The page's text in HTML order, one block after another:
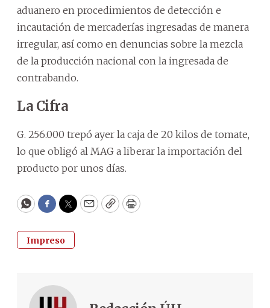
aduanero en procedimientos de detección e
incautación de mercaderías ingresadas de manera
irregular, así como en denuncias sobre la mezcla
de la producción nacional con la ingresada de
contrabando.
La Cifra
G. 256.000 trepó ayer la caja de 20 kilos de tomate,
lo que obligó al MAG a liberar la importación del
producto por unos días.
WhatsApp
Facebook
Twitter
EmailCopyPrint
Impreso